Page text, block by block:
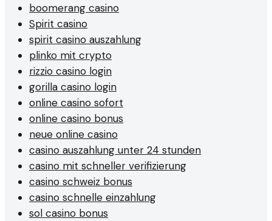
boomerang casino
Spirit casino
spirit casino auszahlung
plinko mit crypto
rizzio casino login
gorilla casino login
online casino sofort
online casino bonus
neue online casino
casino auszahlung unter 24 stunden
casino mit schneller verifizierung
casino schweiz bonus
casino schnelle einzahlung
sol casino bonus